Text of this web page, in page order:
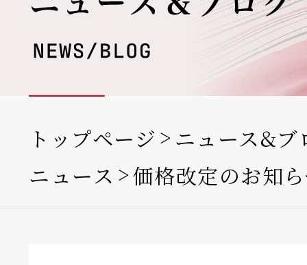
トップページ
ニュース&ブ
ニュース
価格改定のお知